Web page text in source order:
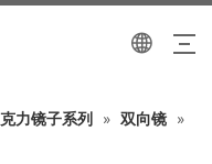
力镜子系列 » 双向镜 »